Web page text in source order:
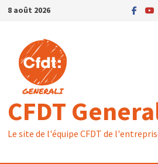
Passer
contenu
8 août 2026
CFDT
Le site de l'équipe CFDT de